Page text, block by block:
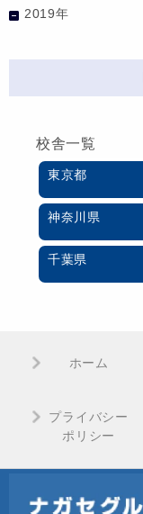
2019年
校舎一覧
東京都
神奈川県
千葉県
ホーム
プライバシー
ポリシー